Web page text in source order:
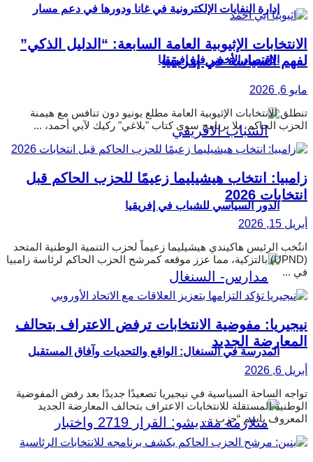
إدارة النفايات الإلكترونية في غانا ودورها في دعم مسار
الاقتصاد الأخضر في إفريقيا
الدور السياسي للشباب في إفريقيا
المدرسة في السنغال: الواقع والتحديات وآفاق المستقبل
الانتخابات الإثيوبية العامة السابعة: “الدليل الذكي”
لفهم السياسة في إفريقيا
مايو 6, 2026
تنطلق الانتخابات الإثيوبية العامة مطلع يونيو دون تنافس مع هيمنة
الحزب الحاكم، بلا برنامج سوى كتاب "بلاغي" ركيك لآبي أحمد، ...
زامبيا: انتخاب هيشيليما زعيمًا للحزب الحاكم قبل
انتخابات 2026
أبريل 15, 2026
انتُخب الرئيس هاكيندي هيشيليما زعيماً لحزب التنمية الوطنية المتحد
(UPND) بالتزكية، مما عزز موقعه كمرشح الحزب الحاكم لرئاسة زامبيا
في ...
نيجيريا: مفوضية الانتخابات ترفض الاعتراف بتحالف
المعارضة الجديد
أبريل 6, 2026
تواجه الساحة السياسية في نيجيريا تصعيدًا جديدًا بعد رفض المفوضية
الوطنية المستقلة للانتخابات الاعتراف بتحالف المعارضة الجديد
المعروف باسم “حزب ...